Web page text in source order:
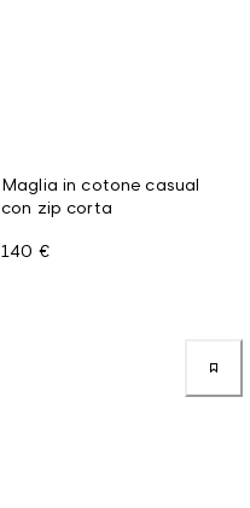
Maglia in cotone casual
con zip corta
140 €